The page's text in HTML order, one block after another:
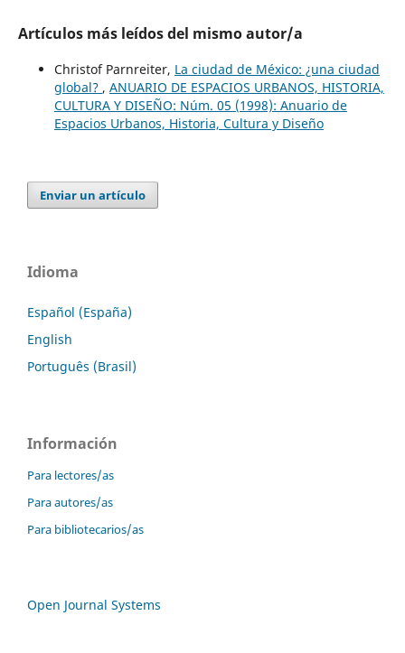
Artículos más leídos del mismo autor/a
Christof Parnreiter, La ciudad de México: ¿una ciudad
global? , ANUARIO DE ESPACIOS URBANOS, HISTORIA,
CULTURA Y DISEÑO: Núm. 05 (1998): Anuario de
Espacios Urbanos, Historia, Cultura y Diseño
Enviar un artículo
Idioma
Español (España)
English
Português (Brasil)
Información
Para lectores/as
Para autores/as
Para bibliotecarios/as
Open Journal Systems